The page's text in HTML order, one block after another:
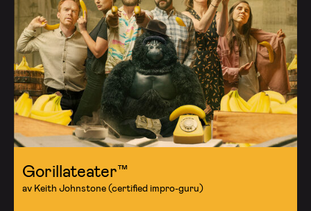
Gorillateater™
av Keith Johnstone (certified impro-guru)